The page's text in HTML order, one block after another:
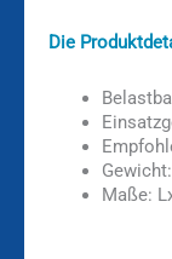
Die
Maße: